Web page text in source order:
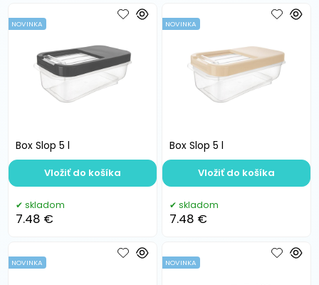
Box Slop 5 l
NOVINKA
skladom
7.48 €
Vložiť do košíka
Box Slop 5 l
NOVINKA
skladom
7.48 €
Vložiť do košíka
NOVINKA NOVINKA